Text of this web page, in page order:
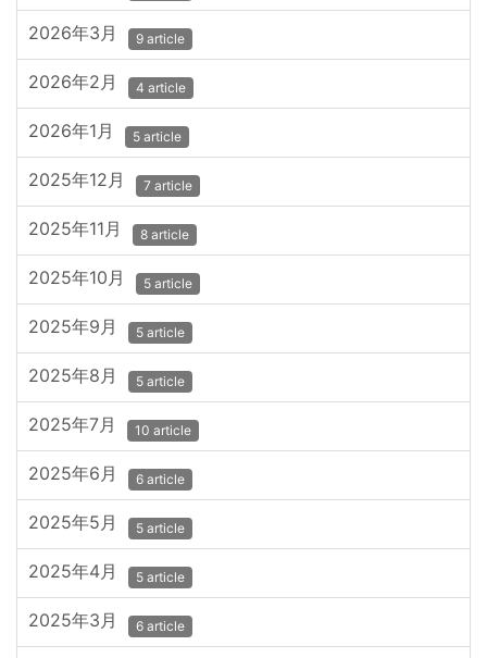
2026年3月 9 article
2026年2月 4 article
2026年1月 5 article
2025年12月 7 article
2025年11月 8 article
2025年10月 5 article
2025年9月 5 article
2025年8月 5 article
2025年7月 10 article
2025年6月 6 article
2025年5月 5 article
2025年4月 5 article
2025年3月 6 article